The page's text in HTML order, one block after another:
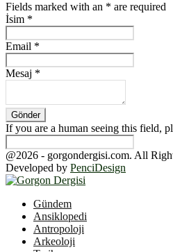
Fields marked with an * are required
İsim *
Email *
Mesaj *
If you are a human seeing this field,
@2026 - gorgondergisi.com. All
Developed by PenciDesign
Gündem
Ansiklopedi
Antropoloji
Arkeoloji